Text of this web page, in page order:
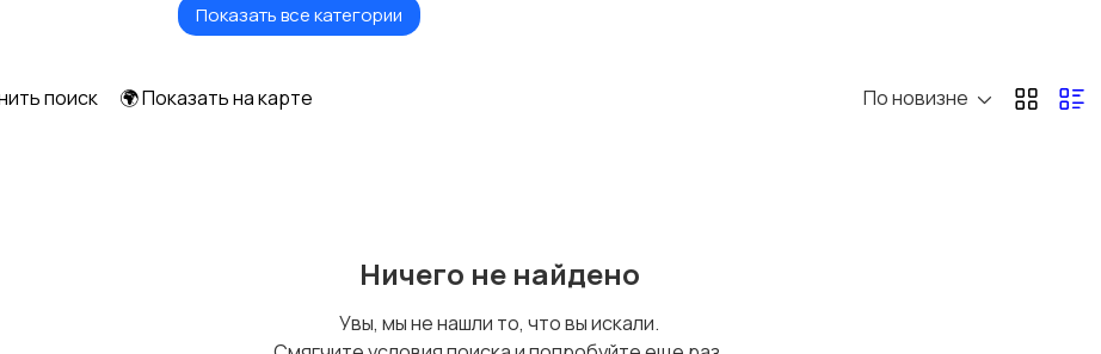
Аквариумистика Уход за животными
Показать все категории
поиск 🌍 Показать на карте По новизне
Ничего не найдено
Увы, мы не нашли то, что вы искали.